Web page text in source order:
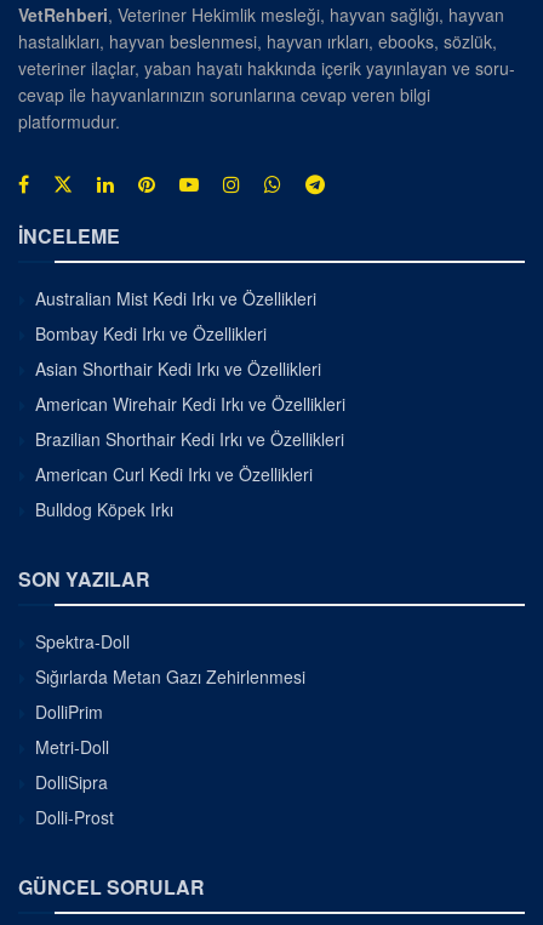
VetRehberi, Veteriner Hekimlik mesleği, hayvan sağlığı, hayvan
hastalıkları, hayvan beslenmesi, hayvan ırkları, ebooks, sözlük,
veteriner ilaçlar, yaban hayatı hakkında içerik yayınlayan ve soru-
cevap ile hayvanlarınızın sorunlarına cevap veren bilgi
platformudur.
İNCELEME
Australian Mist Kedi Irkı ve Özellikleri
Bombay Kedi Irkı ve Özellikleri
Asian Shorthair Kedi Irkı ve Özellikleri
American Wirehair Kedi Irkı ve Özellikleri
Brazilian Shorthair Kedi Irkı ve Özellikleri
American Curl Kedi Irkı ve Özellikleri
Bulldog Köpek Irkı
SON YAZILAR
Spektra-Doll
Sığırlarda Metan Gazı Zehirlenmesi
DolliPrim
Metri-Doll
DolliSipra
Dolli-Prost
GÜNCEL SORULAR